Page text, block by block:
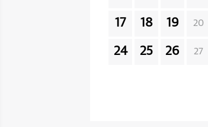
17 18 19 20
24 25 26 27